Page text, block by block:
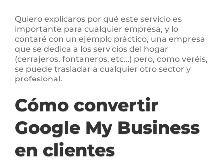
Quiero explicaros por qué este servicio es
importante para cualquier empresa, y lo
contaré con un ejemplo práctico, una empresa
que se dedica a los servicios del hogar
(cerrajeros, fontaneros, etc…) pero, como veréis,
se puede trasladar a cualquier otro sector y
profesional.
Cómo convertir
Google My Business
en clientes